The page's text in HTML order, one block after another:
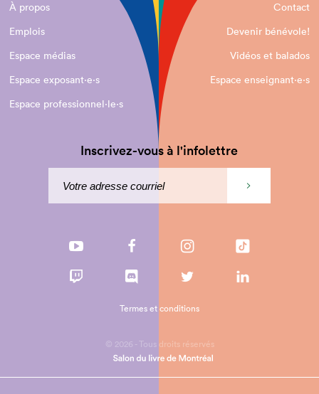
À propos
Contact
Emplois
Devenir bénévole!
Espace médias
Vidéos et balados
Espace exposant·e⋅s
Espace enseignant·e⋅s
Espace professionnel·le⋅s
Inscrivez-vous à l'infolettre
© 2026 - Tous droits réservés
Termes et conditions